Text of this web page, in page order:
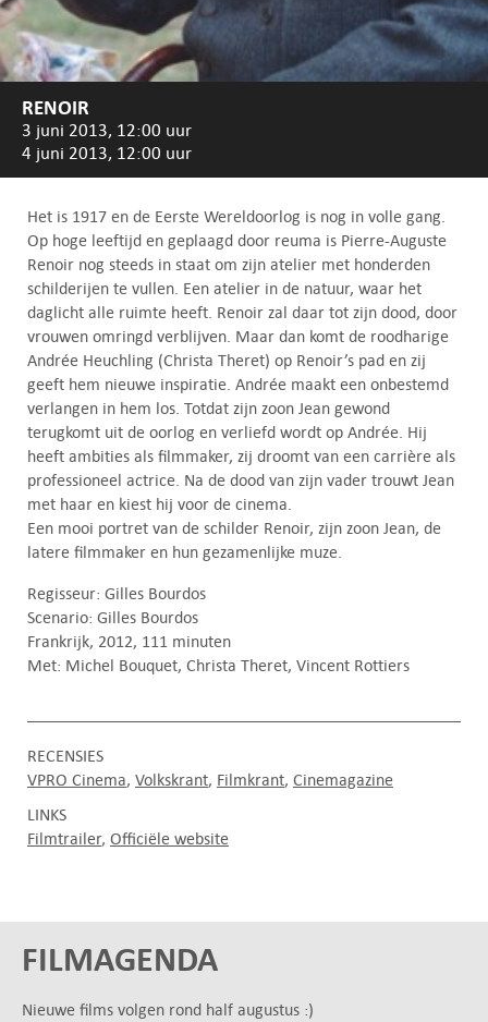
RENOIR
3 juni 2013, 12:00 uur
4 juni 2013, 12:00 uur
Het is 1917 en de Eerste Wereldoorlog is nog in volle gang.
Op hoge leeftijd en geplaagd door reuma is Pierre-Auguste
Renoir nog steeds in staat om zijn atelier met honderden
schilderijen te vullen. Een atelier in de natuur, waar het
daglicht alle ruimte heeft. Renoir zal daar tot zijn dood, door
vrouwen omringd verblijven. Maar dan komt de roodharige
Andrée Heuchling (Christa Theret) op Renoir’s pad en zij
geeft hem nieuwe inspiratie. Andrée maakt een onbestemd
verlangen in hem los. Totdat zijn zoon Jean gewond
terugkomt uit de oorlog en verliefd wordt op Andrée. Hij
heeft ambities als filmmaker, zij droomt van een carrière als
professioneel actrice. Na de dood van zijn vader trouwt Jean
met haar en kiest hij voor de cinema.
Een mooi portret van de schilder Renoir, zijn zoon Jean, de
latere filmmaker en hun gezamenlijke muze.
Regisseur: Gilles Bourdos
Scenario: Gilles Bourdos
Frankrijk, 2012, 111 minuten
Met: Michel Bouquet, Christa Theret, Vincent Rottiers
RECENSIES
VPRO Cinema Volkskrant Filmkrant Cinemagazine
LINKS
Filmtrailer Officiële website
FILMAGENDA
Nieuwe films volgen rond half augustus :)